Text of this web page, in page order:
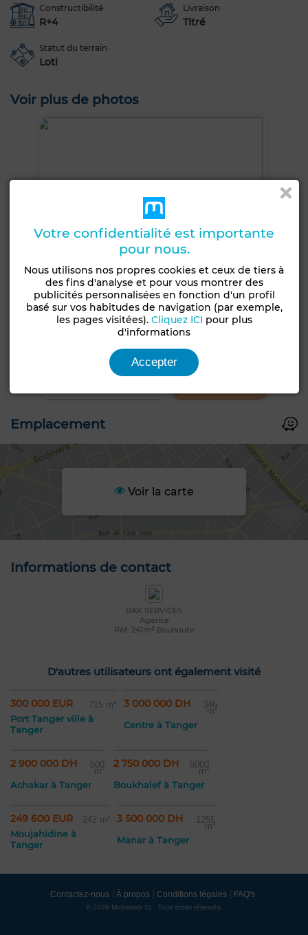
Constructibilité
R+4
Livraison
Titré
Statut du terrain
Loti
Voir plus de photos
+5 PHOTOS
Emplacement
Voir la carte
Informations de contact
BAK SERVICES
Agence
Réf: 241m² Bouhoute
D'autres utilisateurs ont également visité
300 000 EUR 715 m²
Port Tanger ville à
Tanger
3 000 000 DH 346
m²
Centre à Tanger
2 900 000 DH 500
m²
Achakar à Tanger
2 750 000 DH 5000
m²
Boukhalef à Tanger
249 600 EUR 242 m²
Moujahidine à
Tanger
3 500 000 DH 1255
m²
Manar à Tanger
Contactez-nous À propos Conditions légales FAQ's
© 2026 Mubawab SL. Tous droits réservés.
Votre confidentialité est importante
pour nous.
Nous utilisons nos propres cookies et ceux de tiers à
des fins d'analyse et pour vous montrer des
publicités personnalisées en fonction d'un profil
basé sur vos habitudes de navigation (par exemple,
les pages visitées). Cliquez ICI pour plus
d'informations
Accepter